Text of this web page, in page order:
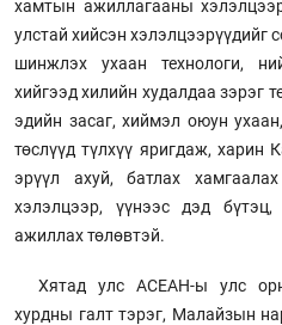
хамтын ажиллагааны
улстай хийсэн хэлэлцээрүүдийг
шинжлэх ухаан технологи,
хийгээд хилийн худалдаа зэрэг
эдийн засаг, хиймэл оюун
төслүүд түлхүү яригдаж, харин
эрүүл ахуй, батлах
хэлэлцээр, үүнээс дэд
ажиллах төлөвтэй.
Хятад улс АСЕАН-ы улс
хурдны галт тэрэг, Малайзын